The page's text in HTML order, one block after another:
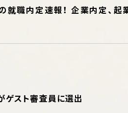
就職内定速報！ 企業内定、起
ゲスト審査員に選出